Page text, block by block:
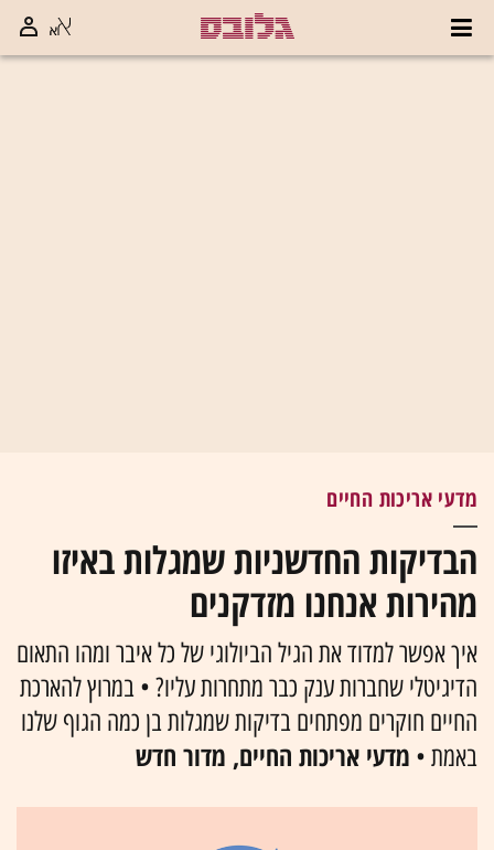
מדעי אריכות החיים
הבדיקות החדשניות שמגלות באיזו
מהירות אנחנו מזדקנים
איך אפשר למדוד את הגיל הביולוגי של כל איבר ומהו התאום
הדיגיטלי שחברות ענק כבר מתחרות עליו? • במרוץ להארכת
החיים חוקרים מפתחים בדיקות שמגלות בן כמה הגוף שלנו
באמת • מדעי אריכות החיים, מדור חדש